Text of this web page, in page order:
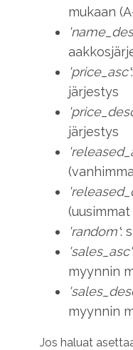
mukaan
'price_asc':
järjestys
järjestys
'random':
'sales_asc'
myynnin
myynnin
Jos haluat